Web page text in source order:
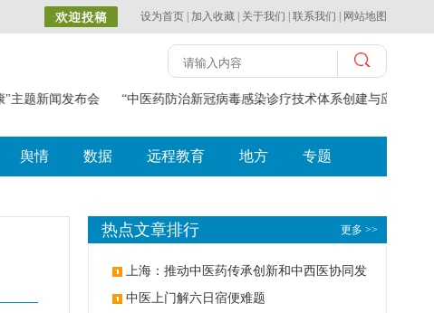
设为首页 加入收藏 关于我们 联系我们 网站地图
"主题新闻发布会 “中医药防治新冠病毒感染诊疗技术体系创建与应用”
舆情 数据 远程教育 地方 专题
更多 >>
热点文章排行
上海：推动中医药传承创新和中西医协同发
展 中医上门解六日宿便难题